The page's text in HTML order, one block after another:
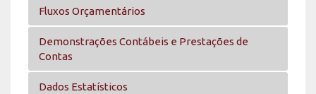
Fluxos Orçamentários
Demonstrações Contábeis e Prestações de
Contas
Dados Estatísticos